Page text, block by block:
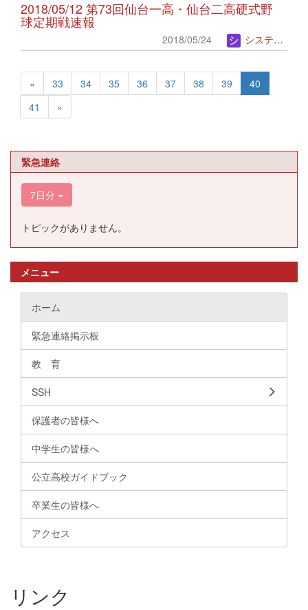
2018/05/12 第73回仙台一高・仙台二高硬式野
球定期戦速報
2018/05/24 システム管理者
« 33 34 35 36 37 38 39
40
41
»
緊急連絡
7日分
トピックがありません。
メニュー
ホーム
緊急連絡掲示板
教 育
SSH
保護者の皆様へ
中学生の皆様へ
公立高校ガイドブック
卒業生の皆様へ
アクセス
リンク